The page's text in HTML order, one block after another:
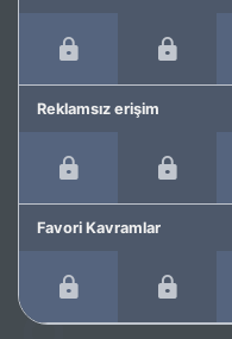
Reklamsız erişim
Favori Kavramlar